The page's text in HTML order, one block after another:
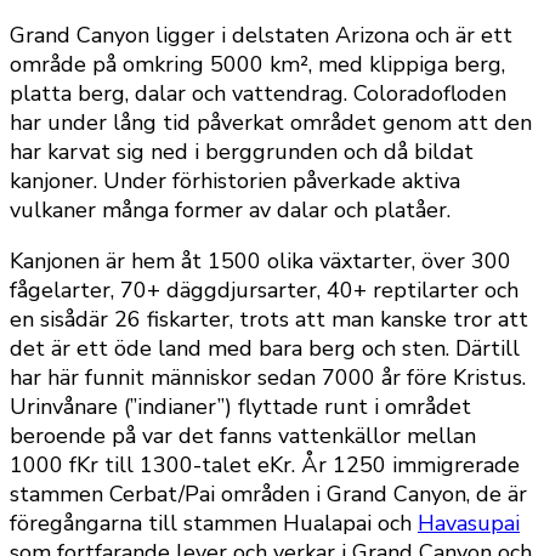
Grand Canyon ligger i delstaten Arizona och är ett
område på omkring 5000 km², med klippiga berg,
platta berg, dalar och vattendrag. Coloradofloden
har under lång tid påverkat området genom att den
har karvat sig ned i berggrunden och då bildat
kanjoner. Under förhistorien påverkade aktiva
vulkaner många former av dalar och platåer.
Kanjonen är hem åt 1500 olika växtarter, över 300
fågelarter, 70+ däggdjursarter, 40+ reptilarter och
en sisådär 26 fiskarter, trots att man kanske tror att
det är ett öde land med bara berg och sten. Därtill
har här funnit människor sedan 7000 år före Kristus.
Urinvånare (”indianer”) flyttade runt i området
beroende på var det fanns vattenkällor mellan
1000 fKr till 1300-talet eKr. År 1250 immigrerade
stammen Cerbat/Pai områden i Grand Canyon, de är
föregångarna till stammen Hualapai och Havasupai